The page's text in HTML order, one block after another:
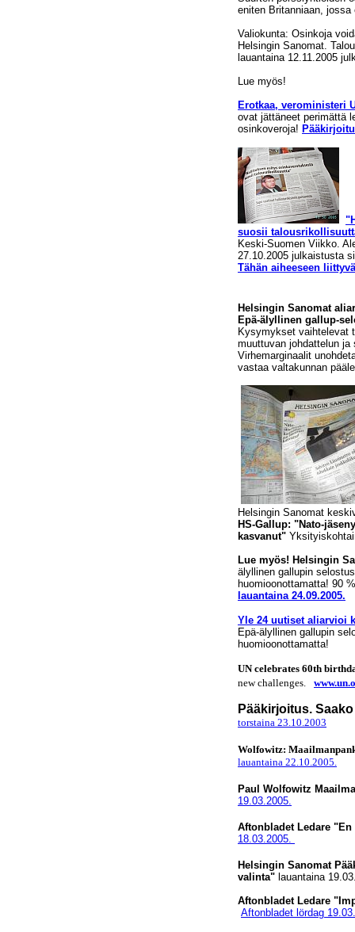
eniten Britanniaan,
Valiokunta: Osinkoja
Helsingin Sanomat.
lauantaina 12.11.2005
Lue myös!
Erotkaa, veroministeri
ovat jättäneet perimättä
osinkoveroja!
suosii
Keski-Suomen Viikko.
27.10.2005 julkaistusta
Tähän aiheeseen
Helsingin Sanomat
Epä-älyllinen gallup-
Kysymykset vaihtelevat
muuttuvan johdattelun
Virhemarginaalit
vastaa valtakunnan
Helsingin Sanomat
HS-Gallup: "Nato-
kasvanut"
Lue myös! Helsingin
älyllinen gallupin
huomioonottamatta! 90
lauantaina 24.09.2005.
Yle 24 uutiset aliarvioi
Epä-älyllinen gallupin
huomioonottamatta!
UN celebrates 60th
new challenges.
Pääkirjoitus.
torstaina 23.10.2003
Wolfowitz:
lauantaina 22.10.2005.
Paul Wolfowitz
19.03.2005.
Aftonbladet Ledare
18.03.2005.
Helsingin Sanomat
valinta" lauantaina
Aftonbladet Ledare
Aftonbladet lördag